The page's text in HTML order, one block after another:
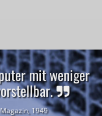
mit weniger
1949